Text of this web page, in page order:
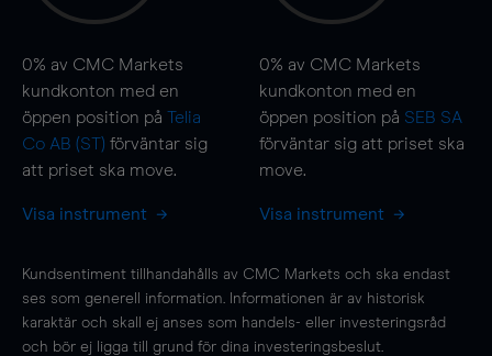
0% av CMC Markets
kundkonton med en
öppen position på Telia
Co AB (ST) förväntar sig
att priset ska move.
Visa instrument
0% av CMC Markets
kundkonton med en
öppen position på SEB SA
förväntar sig att priset ska
move.
Visa instrument
Kundsentiment tillhandahålls av CMC Markets och ska endast
ses som generell information. Informationen är av historisk
karaktär och skall ej anses som handels- eller investeringsråd
och bör ej ligga till grund för dina investeringsbeslut.